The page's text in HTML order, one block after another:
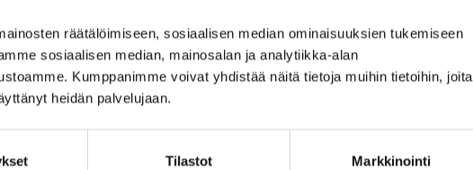
räätälöimiseen, sosiaalisen median ominaisuuksien tukemiseen
sosiaalisen median, mainosalan ja analytiikka-alan
Kumppanimme voivat yhdistää näitä tietoja muihin tietoihin, joita
heidän palvelujaan.
Tilastot Markkinointi